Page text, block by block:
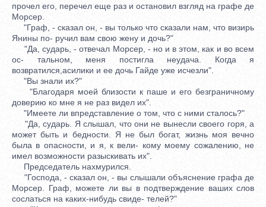
прочел его, перечел еще раз и остановил взгляд на графе де
Морсер.
"Граф, - сказал он, - вы только что сказали нам, что визирь
Янины по- ручил вам свою жену и дочь?"
"Да, сударь, - отвечал Морсер, - но и в этом, как и во всем
ос- тальном, меня постигла неудача. Когда я
возвратился,асилики и ее дочь Гайде уже исчезли".
"Вы знали их?"
"Благодаря моей близости к паше и его безграничному
доверию ко мне я не раз видел их".
"Имеете ли впредставление о том, что с ними сталось?"
"Да, сударь. Я слышал, что они не вынесли своего горя, а
может быть и бедности. Я не был богат, жизнь моя вечно
была в опасности, и я, к вели- кому моему сожалению, не
имел возможности разыскивать их".
Председатель нахмурился.
"Господа, - сказал он, - вы слышали объяснение графа де
Морсер. Граф, можете ли вы в подтверждение ваших слов
сослаться на каких-нибудь свиде- телей?"